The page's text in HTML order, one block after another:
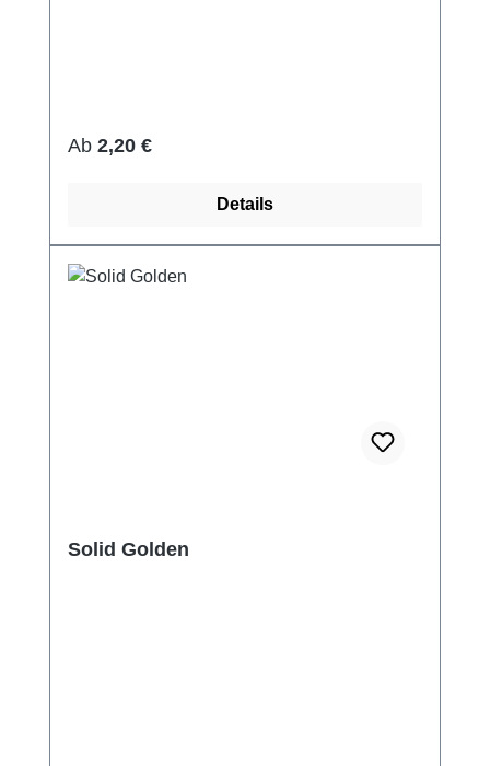
Regulärer Preis:
Ab 2,20 €
Details
Solid Golden